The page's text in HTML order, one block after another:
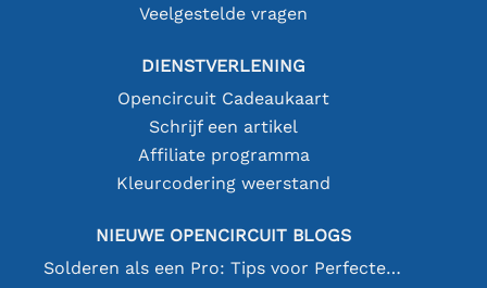
Veelgestelde vragen
DIENSTVERLENING
Opencircuit Cadeaukaart
Schrijf een artikel
Affiliate programma
Kleurcodering weerstand
NIEUWE OPENCIRCUIT BLOGS
Solderen als een Pro: Tips voor Perfecte Elektronische Verbindingen